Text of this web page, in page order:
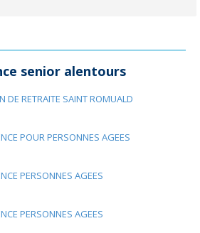
senior alentours
RETRAITE SAINT ROMUALD
POUR PERSONNES AGEES
PERSONNES AGEES
PERSONNES AGEES